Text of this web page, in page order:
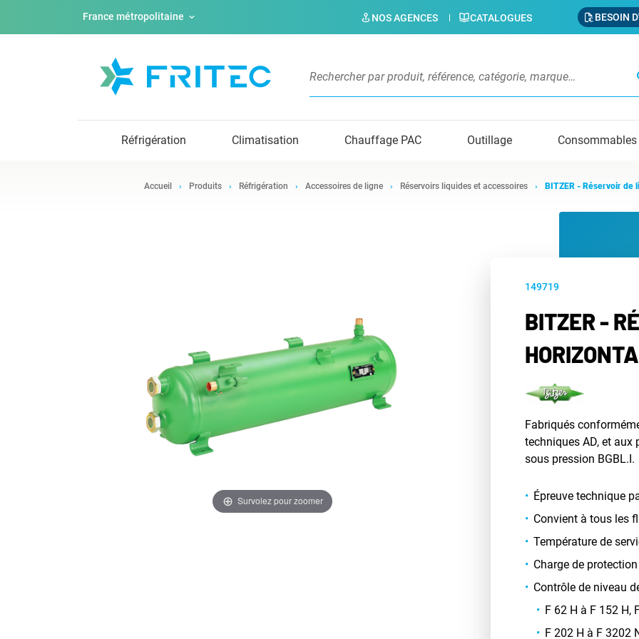
France métropolitaine NOS AGENCES CATALOGUES BESOIN
Réfrigération Climatisation Chauffage PAC Outillage Consommables
Accueil Produits Réfrigération Accessoires de ligne Réservoirs liquides et accessoires BITZER - Réservoir de
Survolez pour zoomer
149719
BITZER -
Fabriqués
techniques AD, et aux
sous pression BGBL.I.
Épreuve technique
Convient à tous les
Température de
Charge de protection
Contrôle de niveau
F 62 H à F 152
F 202 H à F 3202